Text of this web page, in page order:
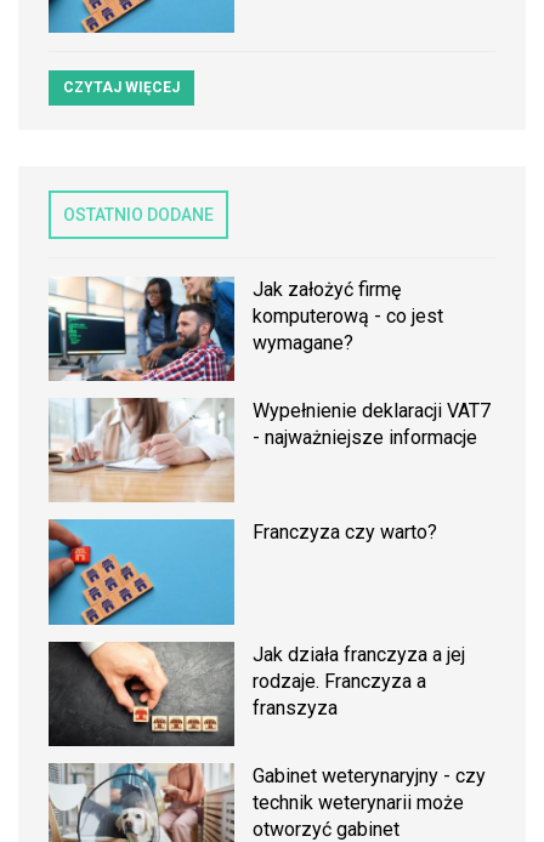
CZYTAJ WIĘCEJ
OSTATNIO DODANE
Jak założyć firmę
komputerową - co jest
wymagane?
Wypełnienie deklaracji VAT7
- najważniejsze informacje
Franczyza czy warto?
Jak działa franczyza a jej
rodzaje. Franczyza a
franszyza
Gabinet weterynaryjny - czy
technik weterynarii może
otworzyć gabinet